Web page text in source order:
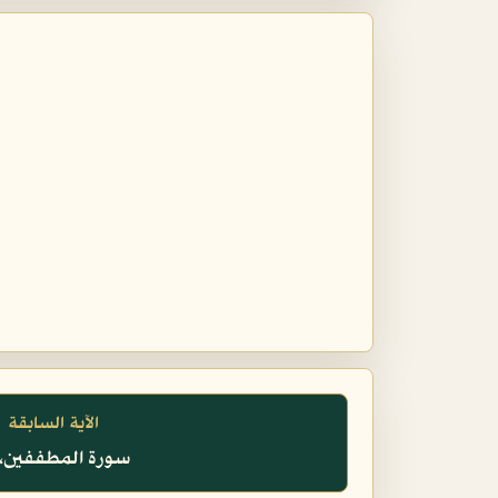
الآية السابقة
سورة المطففين،